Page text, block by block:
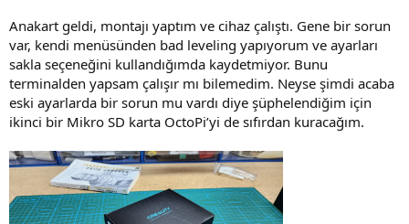
Anakart geldi, montajı yaptım ve cihaz çalıştı. Gene bir sorun
var, kendi menüsünden bad leveling yapıyorum ve ayarları
sakla seçeneğini kullandığımda kaydetmiyor. Bunu
terminalden yapsam çalışır mı bilemedim. Neyse şimdi acaba
eski ayarlarda bir sorun mu vardı diye şüphelendiğim için
ikinci bir Mikro SD karta OctoPi’yi de sıfırdan kuracağım.